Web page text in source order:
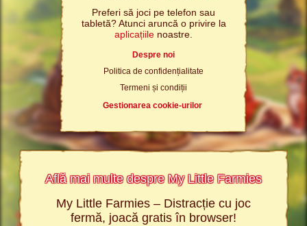
Preferi să joci pe telefon sau
tabletă? Atunci aruncă o privire la
aplicațiile noastre.
Despre noi
Politica de confidențialitate
Termeni și condiții
Gestionarea cookie-urilor
Află mai multe despre My Little Farmies
My Little Farmies – Distracție cu joc
fermă, joacă gratis în browser!